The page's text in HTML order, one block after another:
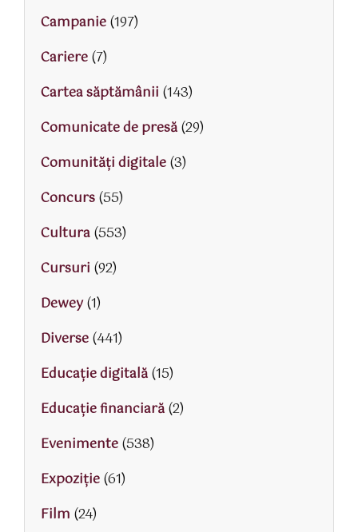
Campanie(197)
Cariere(7)
Cartea săptămânii (143)
Comunicate de presă(29)
Comunități digitale(3)
Concurs(55)
Cultura(553)
Cursuri (92)
Dewey(1)
Diverse(441)
Educaţie digitală(15)
Educaţie financiară(2)
Evenimente(538)
Expoziție(61)
Film (24)